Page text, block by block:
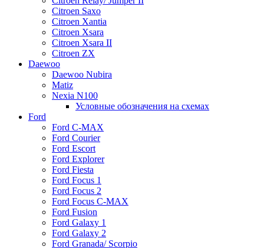
Citroen Saxo
Citroen Xantia
Citroen Xsara
Citroen Xsara II
Citroen ZX
Daewoo
Daewoo Nubira
Matiz
Nexia N100
Условные обозначения на схемах
Ford
Ford C-MAX
Ford Courier
Ford Escort
Ford Explorer
Ford Fiesta
Ford Focus 1
Ford Focus 2
Ford Focus C-MAX
Ford Fusion
Ford Galaxy 1
Ford Galaxy 2
Ford Granada/ Scorpio